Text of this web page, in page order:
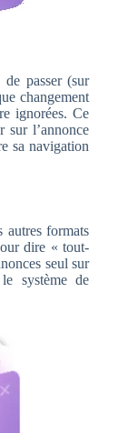
de passer (sur
changement
ignorées. Ce
sur l’annonce
sa navigation
formats
dire « tout-
seul sur
système de